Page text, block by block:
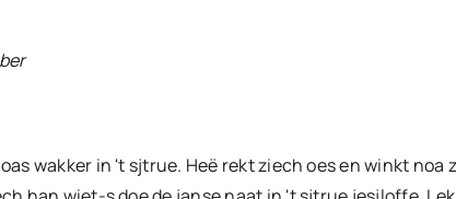
wakker in 't sjtrue. Heë rekt ziech oes en winkt noa